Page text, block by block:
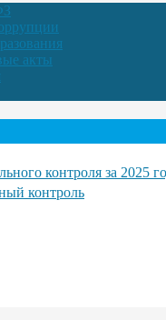
акты
контроля за
контроль